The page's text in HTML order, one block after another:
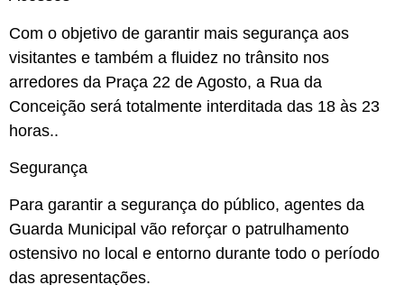
Com o objetivo de garantir mais segurança aos
visitantes e também a fluidez no trânsito nos
arredores da Praça 22 de Agosto, a Rua da
Conceição será totalmente interditada das 18 às 23
horas..
Segurança
Para garantir a segurança do público, agentes da
Guarda Municipal vão reforçar o patrulhamento
ostensivo no local e entorno durante todo o período
das apresentações.